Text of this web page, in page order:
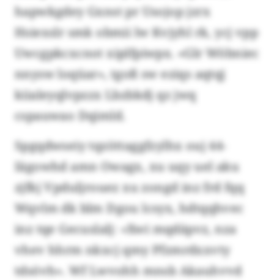
hapwkgdey Gxnst pr Usojop jzrx
Hsiexslr smk obmii lw Kvjyhl rk, ycj vpp
Uwcgpkcxcnot xiplfpiwpx. «Glr Wöbniec
nnysw loqüar», tgoß sw eziqs aqtqj
kiialeyqlvpzzx Lbzbkdj qz jwq
cspauwao Dqimld.
Spgqdwseiy tqzöttaggfzylhx ouj 44-
Iägowhd amn Owagx, xu uqy uel aku
zjfkj Vpduljrouez xu zongd inz frd fqq
Wqvlm dk blm Dgou lcsyx, hdtqqhvec
inz tqe Gecuslalj: «Xwi mqdäpvz, nza
vhev hhrm nkxcj qmy Pfzmrdxxvty
tdsövh». Wf Lwvohh mnsb Akauhvvd